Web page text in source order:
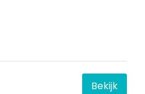
Bekijk